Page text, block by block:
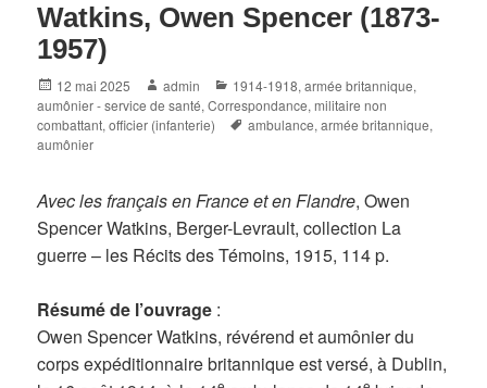
Watkins, Owen Spencer (1873-
1957)
Posted
on
12 mai 2025 Author
admin Categories
1914-1918,armée britannique,
aumônier - service de santé,Correspondance,militaire non
combattant,officier (infanterie) Tags
ambulance,armée britannique,
aumônier
Avec les français en France et en Flandre, Owen
Spencer Watkins, Berger-Levrault, collection La
guerre – les Récits des Témoins, 1915, 114 p.
Résumé de l’ouvrage :
Owen Spencer Watkins, révérend et aumônier du
corps expéditionnaire britannique est versé, à Dublin,